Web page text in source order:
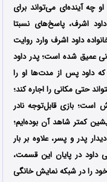
چه آینده‌ای می‌تواند برای
اشرف، پاسخ‌های نسبتا
داود اشرف وارد روایت
عمیق شده است؛ پدر داود
داود پس از مدت‌ها او را
حتی مکانی را اجاره کند؛
است؛ بازی قابل‌توجه نادر
کمتر شاهد آن بوده‌ایم؛
پدر و پسر، علاوه بر بار
داود در پایان این قسمت،
برسد؛ فصل دوم سریال وحشی از دوشنبه 24 آذرماه سال 1404 پخش خود را در شبکه نمایش خانگی